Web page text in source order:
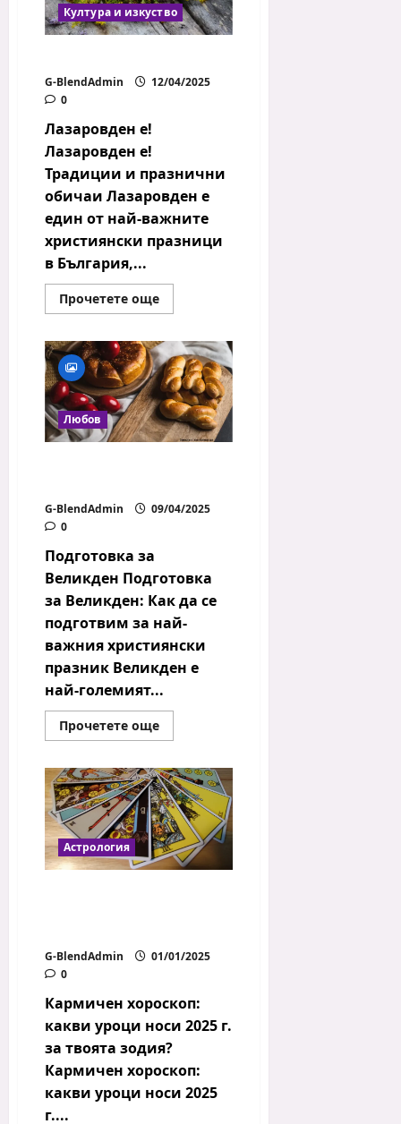
Култура и изкуство
G-BlendAdmin
12/04/2025
0
Лазаровден е!
Лазаровден е!
Традиции и празнични
обичаи Лазаровден е
един от най-важните
християнски празници
в България,...
Прочетете ощеRead
more
е!
Любов
G-BlendAdmin
09/04/2025
0
Подготовка за
Великден Подготовка
за Великден: Как да се
подготвим за най-
важния християнски
празник Великден е
най-големият...
Прочетете ощеRead
more
за
Великден
Астрология
G-BlendAdmin
01/01/2025
0
Кармичен хороскоп:
какви уроци носи 2025 г.
за твоята зодия?
Кармичен хороскоп:
какви уроци носи 2025
г....